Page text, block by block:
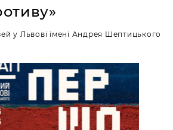
у Львові імені Андрея Шептицького